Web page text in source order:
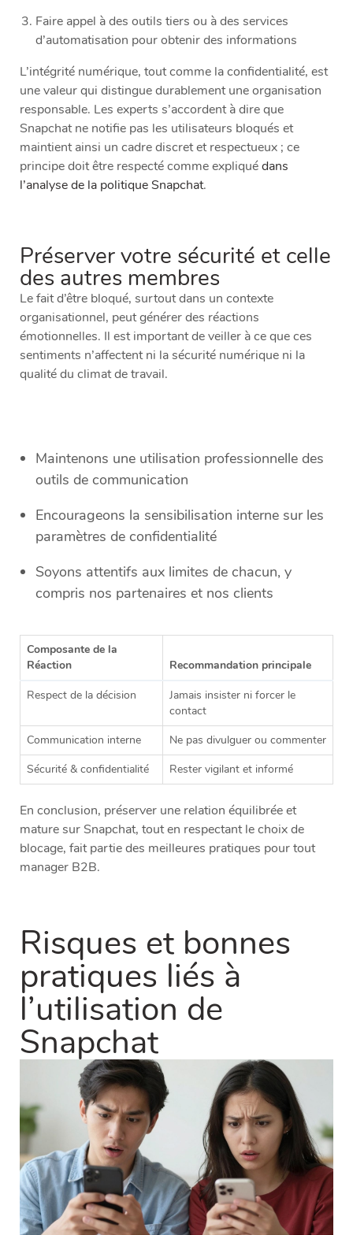
Faire appel à des outils tiers ou à des services
d’automatisation pour obtenir des informations
L’intégrité numérique, tout comme la confidentialité, est
une valeur qui distingue durablement une organisation
responsable. Les experts s’accordent à dire que
Snapchat ne notifie pas les utilisateurs bloqués et
maintient ainsi un cadre discret et respectueux ; ce
principe doit être respecté comme expliquédans
l’analyse de la politique Snapchat.
Préserver votre sécurité et celle
des autres membres
Le fait d’être bloqué, surtout dans un contexte
organisationnel, peut générer des réactions
émotionnelles. Il est important de veiller à ce que ces
sentiments n’affectent ni la sécurité numérique ni la
qualité du climat de travail.
Maintenons une utilisation professionnelle des
outils de communication
Encourageons la sensibilisation interne sur les
paramètres de confidentialité
Soyons attentifs aux limites de chacun, y
compris nos partenaires et nos clients
Composante de la
Réaction
Recommandation principale
Respect de la décision
Jamais insister ni forcer le
contact
Communication interne
Ne pas divulguer ou commenter
Sécurité & confidentialité
Rester vigilant et informé
En conclusion, préserver une relation équilibrée et
mature sur Snapchat, tout en respectant le choix de
blocage, fait partie des meilleures pratiques pour tout
manager B2B.
Risques et bonnes
pratiques liés à
l’utilisation de
Snapchat